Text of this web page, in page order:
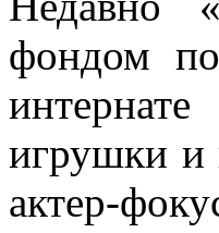
фондом
игрушки и
актер-